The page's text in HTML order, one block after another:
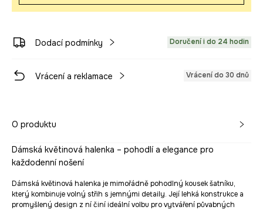
Dodací podmínky Doručení i do 24 hodin
Vrácení a reklamace Vrácení do 30 dnů
O produktu
Dámská květinová halenka – pohodlí a elegance pro
každodenní nošení
Dámská květinová halenka je mimořádně pohodlný kousek šatníku,
který kombinuje volný střih s jemnými detaily. Její lehká konstrukce a
promyšlený design z ní činí ideální volbu pro vytváření půvabných